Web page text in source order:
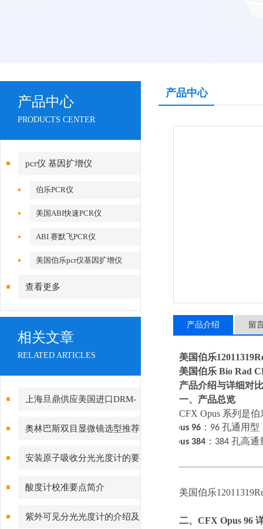
产品中心
PRODUCTS CENTER
pcr仪 基因扩增仪
伯乐PCR仪
美国ABI快速PCR仪
ABI 赛默飞PCR仪
美国伯乐pcr仪基因扩增仪
查看更多
相关文章
RELATED ARTICLES
上海旦鼎供应美国进口DRM-
BTD核辐射检测仪原理021-
奥林巴斯双目显微镜选型推荐
安装原子吸收分光光度计的要
求事项
酸度计校准要点简介
紫外可见分光光度计的介绍及
产品中心
产品介绍 留
美国伯乐
美国伯乐 Bio Rad
产品介绍与详细对比
一、产品总览
CFX Opus 系列是
Opus 96 ： 96 孔通用型
Opus 384 ： 384 孔高通
美国伯乐
二、 CFX Opus 96